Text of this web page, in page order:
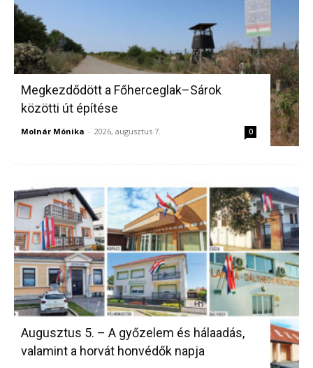
Megkezdődött a Főherceglak–Sárok
közötti út építése
Molnár Mónika - 2026, augusztus 7. 0
Augusztus 5. – A győzelem és hálaadás,
valamint a horvát honvédők napja